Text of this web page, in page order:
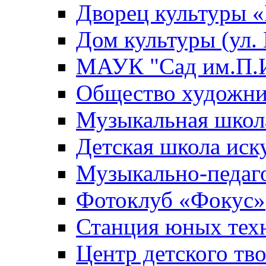
Дворец культуры
Дом культуры (ул.
МАУК "Сад
Общество
Музыкальная
Детская школа
Музыкально-
Фотоклуб «Фокус»
Станция юных
Центр детского